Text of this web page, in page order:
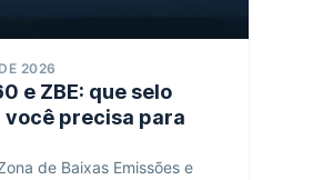
2026
e ZBE: que selo
você precisa para
de Baixas Emissões e